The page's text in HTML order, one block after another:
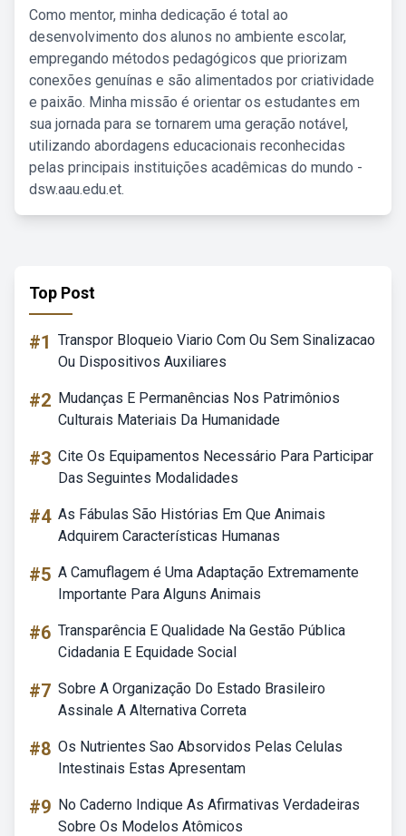
Como mentor, minha dedicação é total ao
desenvolvimento dos alunos no ambiente escolar,
empregando métodos pedagógicos que priorizam
conexões genuínas e são alimentados por criatividade
e paixão. Minha missão é orientar os estudantes em
sua jornada para se tornarem uma geração notável,
utilizando abordagens educacionais reconhecidas
pelas principais instituições acadêmicas do mundo -
dsw.aau.edu.et.
Top Post
#1 Transpor Bloqueio Viario Com Ou Sem Sinalizacao
Ou Dispositivos Auxiliares
#2 Mudanças E Permanências Nos Patrimônios
Culturais Materiais Da Humanidade
#3 Cite Os Equipamentos Necessário Para Participar
Das Seguintes Modalidades
#4 As Fábulas São Histórias Em Que Animais
Adquirem Características Humanas
#5 A Camuflagem é Uma Adaptação Extremamente
Importante Para Alguns Animais
#6 Transparência E Qualidade Na Gestão Pública
Cidadania E Equidade Social
#7 Sobre A Organização Do Estado Brasileiro
Assinale A Alternativa Correta
#8 Os Nutrientes Sao Absorvidos Pelas Celulas
Intestinais Estas Apresentam
#9 No Caderno Indique As Afirmativas Verdadeiras
Sobre Os Modelos Atômicos